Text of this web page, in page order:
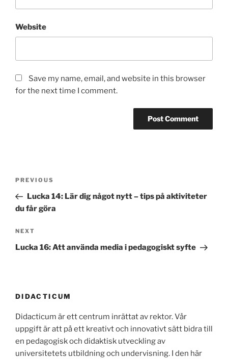
Website
Save my name, email, and website in this browser
for the next time I comment.
Previous
Post
PREVIOUS
Lucka 14: Lär dig något nytt – tips på aktiviteter
du får göra
Next
Post
NEXT
Lucka 16: Att använda media i pedagogiskt syfte
DIDACTICUM
Didacticum är ett centrum inrättat av rektor. Vår
uppgift är att på ett kreativt och innovativt sätt bidra till
en pedagogisk och didaktisk utveckling av
universitetets utbildning och undervisning. I den här